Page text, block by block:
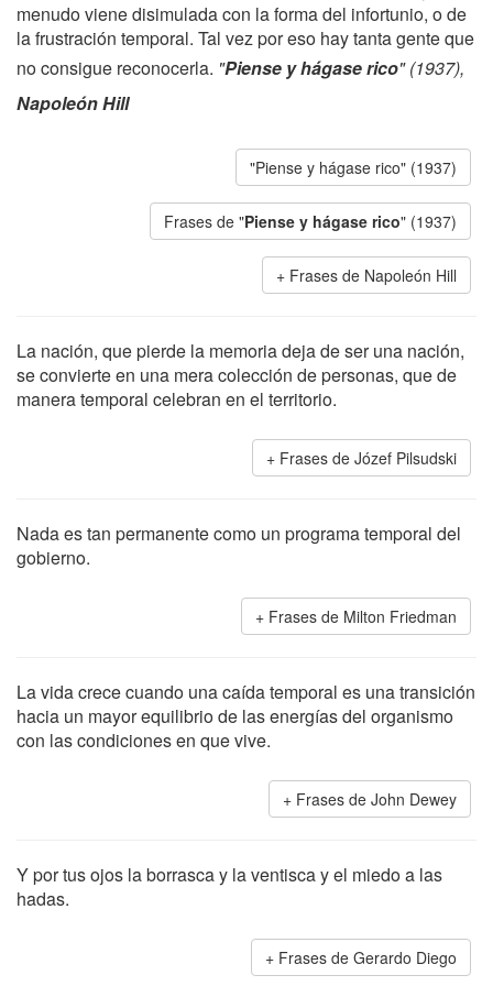
menudo viene disimulada con la forma del infortunio, o de
la frustración temporal. Tal vez por eso hay tanta gente que
no consigue reconocerla. "Piense y hágase rico" (1937),
Napoleón Hill
"Piense y hágase rico" (1937)
Frases de "Piense y hágase rico" (1937)
Frases de Napoleón Hill
La nación, que pierde la memoria deja de ser una nación,
se convierte en una mera colección de personas, que de
manera temporal celebran en el territorio.
Frases de Józef Pilsudski
Nada es tan permanente como un programa temporal del
gobierno.
Frases de Milton Friedman
La vida crece cuando una caída temporal es una transición
hacia un mayor equilibrio de las energías del organismo
con las condiciones en que vive.
Frases de John Dewey
Y por tus ojos la borrasca y la ventisca y el miedo a las
hadas.
Frases de Gerardo Diego